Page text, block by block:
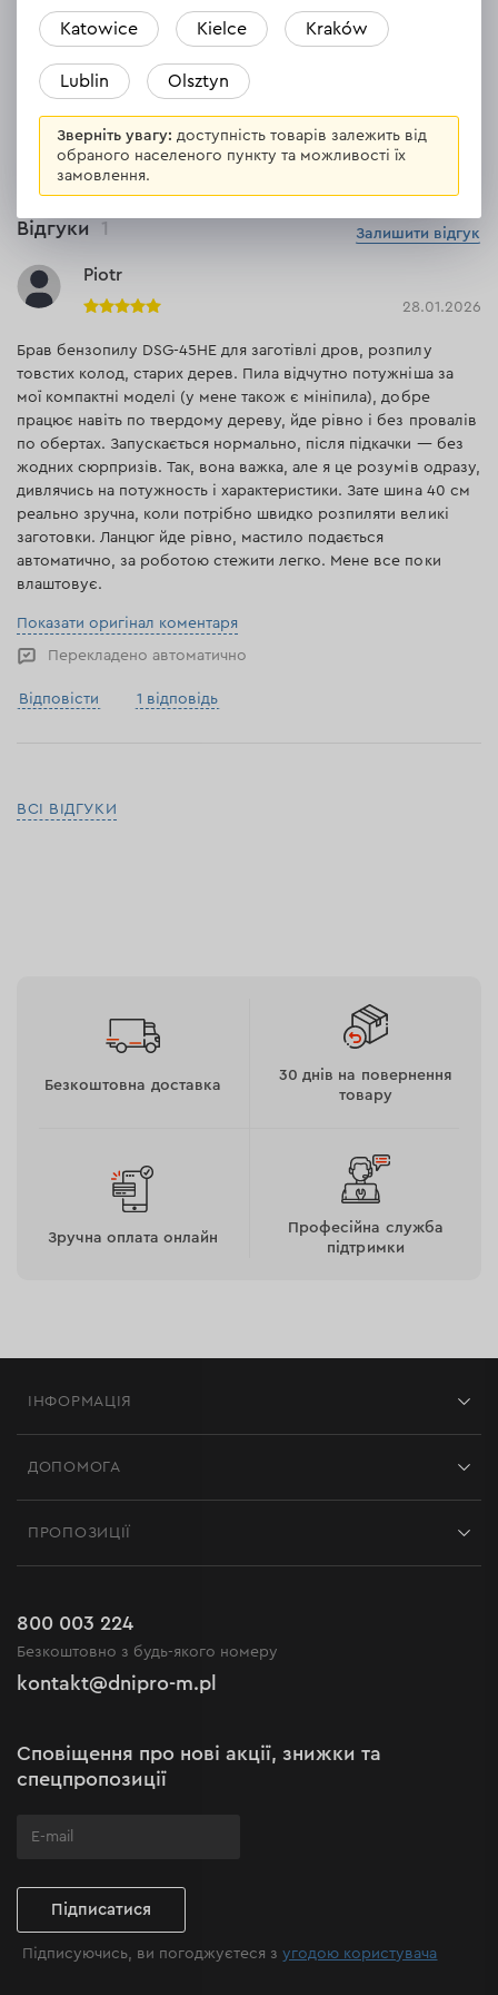
Максимальна швидкість ланцюга 21 м/с
Залишити відгук
Відгуки 1
Piotr
28.01.2026
Брав бензопилу DSG-45HE для заготівлі дров, розпилу
товстих колод, старих дерев. Пила відчутно потужніша за
мої компактні моделі (у мене також є мініпила), добре
працює навіть по твердому дереву, йде рівно і без провалів
по обертах. Запускається нормально, після підкачки — без
жодних сюрпризів. Так, вона важка, але я це розумів одразу,
дивлячись на потужность і характеристики. Зате шина 40 см
реально зручна, коли потрібно швидко розпиляти великі
заготовки. Ланцюг йде рівно, мастило подається
автоматично, за роботою стежити легко. Мене все поки
влаштовує.
Перекладено автоматично
Показати оригінал коментаря
Відповісти 1 відповідь
ВСІ ВІДГУКИ
Безкоштовна доставка
30 днів на повернення
товару
Зручна оплата онлайн
Професійна служба
підтримки
ІНФОРМАЦІЯ
Регламент інтернет-магазину
Політика конфіденційності
ДОПОМОГА
Гарантія та сервіс
Рекламації та скарги
Налаштування cookies
Поширені запитання
ПРОПОЗИЦІЇ
Новинки
800 003 224
Безкоштовно з будь-якого номеру
kontakt@dnipro-m.pl
Сповіщення про нові акції, знижки та
спецпропозиції
Підписатися
Підписуючись, ви погоджуєтеся зугодою користувача
Katowice Kielce Kraków
Lublin Olsztyn
Зверніть увагу: доступність товарів залежить від
обраного населеного пункту та можливості їх
замовлення.